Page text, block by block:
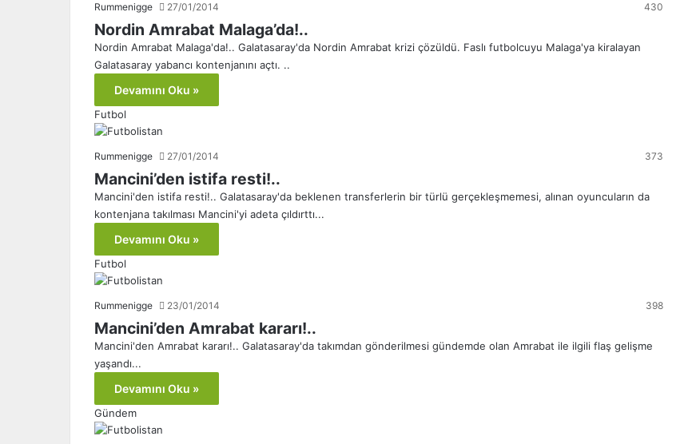
Rummenigge 27/01/2014 430
Nordin Amrabat Malaga’da!..
Nordin Amrabat Malaga'da!.. Galatasaray'da Nordin Amrabat krizi çözüldü. Faslı futbolcuyu Malaga'ya kiralayan
Galatasaray yabancı kontenjanını açtı. ..
Devamını Oku »
Futbol
Rummenigge 27/01/2014 373
Mancini’den istifa resti!..
Mancini'den istifa resti!.. Galatasaray'da beklenen transferlerin bir türlü gerçekleşmemesi, alınan oyuncuların da
kontenjana takılması Mancini'yi adeta çıldırttı...
Devamını Oku »
Futbol
Rummenigge 23/01/2014 398
Mancini’den Amrabat kararı!..
Mancini'den Amrabat kararı!.. Galatasaray'da takımdan gönderilmesi gündemde olan Amrabat ile ilgili flaş gelişme
yaşandı...
Devamını Oku »
Gündem